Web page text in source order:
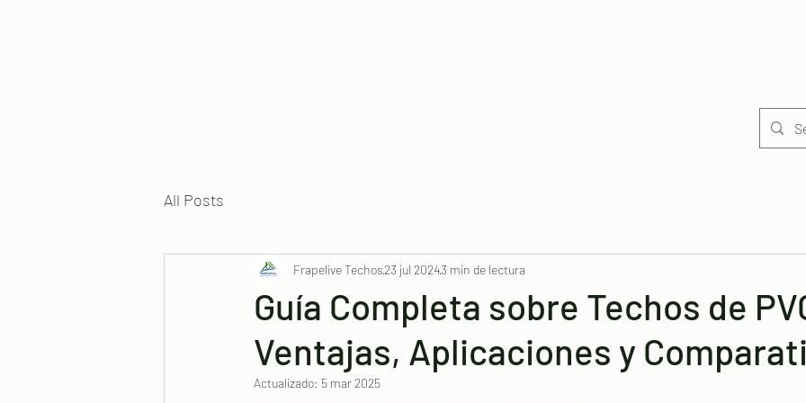
All Posts
Guía Completa sobre Techos de
Ventajas, Aplicaciones y
Frapelive Techos23 jul 20243 min de lectura
Actualizado: 5 mar 2025